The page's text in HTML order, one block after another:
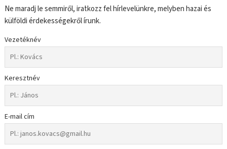
Ne maradj le semmiről, iratkozz fel hírlevelünkre, melyben hazai és
külföldi érdekességekről írunk.
Vezetéknév
Keresztnév
E-mail cím